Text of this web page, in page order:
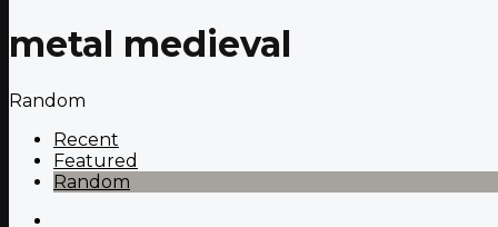
metal medieval
Random
Recent
Featured
Random